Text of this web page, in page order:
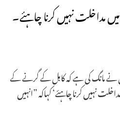
مداخلت نہیں کرنا چاہئے۔
نے مانگ کی ہے کہ کابل کے گرنے کے
نہیں کرنا چاہئے‘ کہاکہ ”انہیں